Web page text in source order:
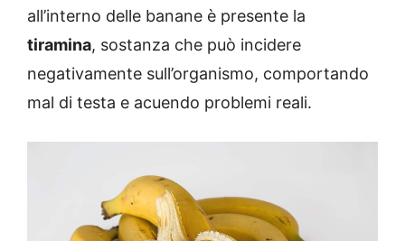
all’interno delle banane è presente la
tiramina, sostanza che può incidere
negativamente sull’organismo, comportando
mal di testa e acuendo problemi reali.